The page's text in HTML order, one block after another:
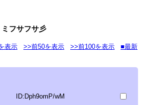
フサフサ彡
表示 >>前50を表示 >>前100を表示
■最新
ID:Dph9omP/wM